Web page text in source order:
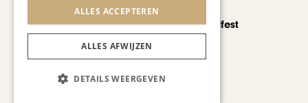
CHAPEAU TV
Noorbeek Foodfest
Bekijk alle artikelen
ALLES ACCEPTEREN
ALLES AFWIJZEN
DETAILS WEERGEVEN